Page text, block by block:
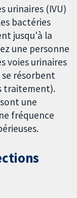
urinaires (IVU)
bactéries
jusqu'à la
une personne
voies urinaires
résorbent
traitement).
une
fréquence